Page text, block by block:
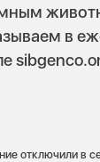
в
отключили в